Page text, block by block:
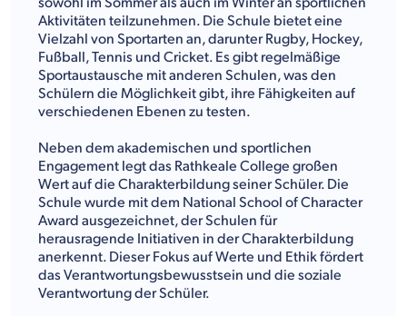
Aktivitäten teilzunehmen. Die Schule bietet eine
Vielzahl von Sportarten an, darunter Rugby, Hockey,
Fußball, Tennis und Cricket. Es gibt regelmäßige
Sportaustausche mit anderen Schulen, was den
Schülern die Möglichkeit gibt, ihre Fähigkeiten auf
verschiedenen Ebenen zu testen.
Neben dem akademischen und sportlichen
Engagement legt das Rathkeale College großen
Wert auf die Charakterbildung seiner Schüler. Die
Schule wurde mit dem National School of Character
Award ausgezeichnet, der Schulen für
herausragende Initiativen in der Charakterbildung
anerkennt. Dieser Fokus auf Werte und Ethik fördert
das Verantwortungsbewusstsein und die soziale
Verantwortung der Schüler.